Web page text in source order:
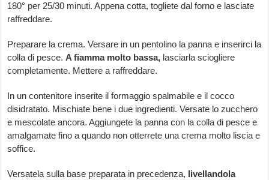
180° per 25/30 minuti. Appena cotta, togliete dal forno e lasciate
raffreddare.
Preparare la crema. Versare in un pentolino la panna e inserirci la
colla di pesce. A fiamma molto bassa, lasciarla sciogliere
completamente. Mettere a raffreddare.
In un contenitore inserite il formaggio spalmabile e il cocco
disidratato. Mischiate bene i due ingredienti. Versate lo zucchero
e mescolate ancora. Aggiungete la panna con la colla di pesce e
amalgamate fino a quando non otterrete una crema molto liscia e
soffice.
Versatela sulla base preparata in precedenza, livellandola